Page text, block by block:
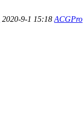
2020-9-1 15:18 ACGPro